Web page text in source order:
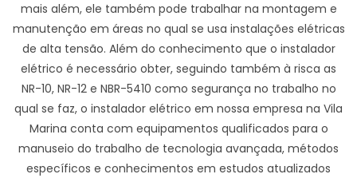
mais além, ele também pode trabalhar na montagem e
manutenção em áreas no qual se usa instalações elétricas
de alta tensão. Além do conhecimento que o instalador
elétrico é necessário obter, seguindo também à risca as
NR-10, NR-12 e NBR-5410 como segurança no trabalho no
qual se faz, o instalador elétrico em nossa empresa na Vila
Marina conta com equipamentos qualificados para o
manuseio do trabalho de tecnologia avançada, métodos
específicos e conhecimentos em estudos atualizados